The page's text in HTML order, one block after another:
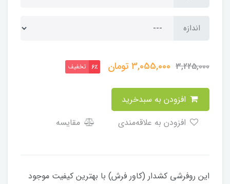
اندازه
3,225,000
3,055,000تومان 6٪ تخفیف
مقایسه
این روفرشی کشدار (کاور فرش) با بهترین کیفیت موجود